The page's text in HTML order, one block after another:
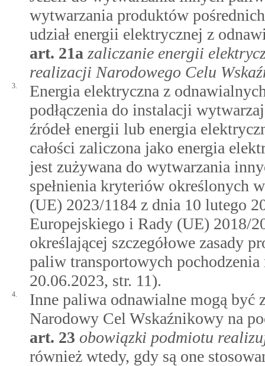
wytwarzania produktów
udział energii elektrycznej z
art. 21a zaliczanie energii
realizacji Narodowego Celu
3.
Energia elektryczna z
podłączenia do instalacji
źródeł energii lub energia
całości zaliczona jako energia
jest zużywana do wytwarzania
spełnienia kryteriów określonych
(UE) 2023/1184 z dnia 10 lutego
Europejskiego i Rady (UE) 2018/
określającej szczegółowe zasady
paliw transportowych
20.06.2023, str. 11).
4.
Inne paliwa odnawialne mogą
Narodowy Cel Wskaźnikowy na
art. 23 obowiązki podmiotu
również wtedy, gdy są one